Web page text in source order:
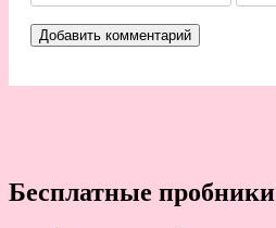
Бесплатные пробники